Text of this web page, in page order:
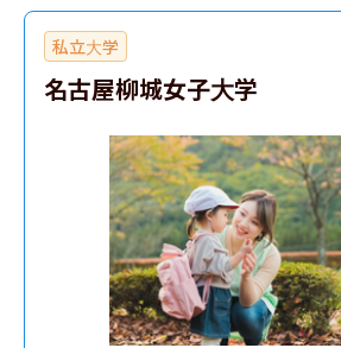
私立大学
名古屋柳城女子大学